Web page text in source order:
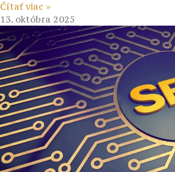
Čítať viac »
13. októbra 2025